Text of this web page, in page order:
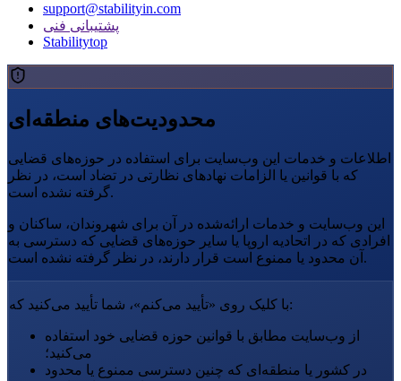
support@stabilityin.com
پشتیبانی فنی
Stabilitytop
محدودیت‌های منطقه‌ای
اطلاعات و خدمات این وب‌سایت برای استفاده در حوزه‌های قضایی
که با قوانین یا الزامات نهادهای نظارتی در تضاد است، در نظر
گرفته نشده است.
این وب‌سایت و خدمات ارائه‌شده در آن برای شهروندان، ساکنان و
افرادی که در اتحادیه اروپا یا سایر حوزه‌های قضایی که دسترسی به
آن محدود یا ممنوع است قرار دارند، در نظر گرفته نشده است.
با کلیک روی «تأیید می‌کنم»، شما تأیید می‌کنید که:
از وب‌سایت مطابق با قوانین حوزه قضایی خود استفاده
می‌کنید؛
در کشور یا منطقه‌ای که چنین دسترسی ممنوع یا محدود